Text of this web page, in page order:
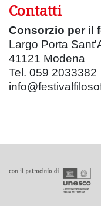
Contatti
Consorzio per il
Largo Porta
41121 Modena
Tel. 059 2033382